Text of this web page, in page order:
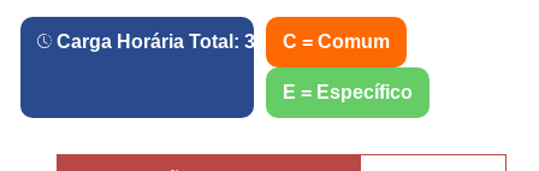
Carga Horária Total: 360 h.
C = Comum
E = Específico